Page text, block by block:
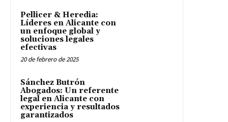
Pellicer & Heredia:
Líderes en Alicante con
un enfoque global y
soluciones legales
efectivas
20 de febrero de 2025
Sánchez Butrón
Abogados: Un referente
legal en Alicante con
experiencia y resultados
garantizados